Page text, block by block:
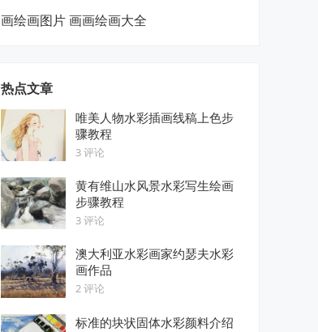
画绘画图片 画画绘画大全
热点文章
唯美人物水彩插画线稿上色步
骤教程
3 评论
黄有维山水风景水彩写生绘画
步骤教程
3 评论
澳大利亚水彩画家约瑟夫水彩
画作品
2 评论
标准的块状固体水彩颜料介绍